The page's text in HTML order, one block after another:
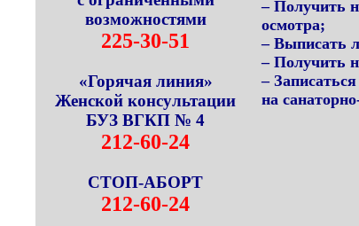
возможностями
225-30-51
«Горячая линия»
Женской консультации
БУЗ ВГКП № 4
212-60-24
СТОП-АБОРТ
212-60-24
– Получить
осмотра;
– Выписать
– Получить
–
на